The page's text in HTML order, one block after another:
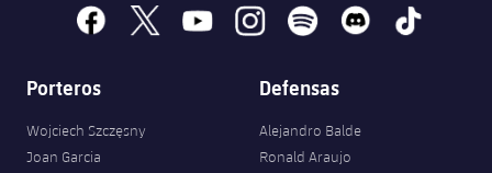
facebook
x youtubeinstagramspotify discord tiktok
Porteros
Wojciech Szczęsny
Joan Garcia
Defensas
Alejandro Balde
Ronald Araujo